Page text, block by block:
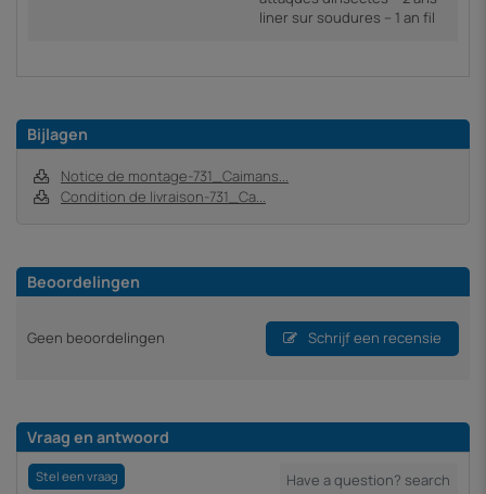
liner sur soudures – 1 an fil
Bijlagen
Notice de montage-731_Caimans...
Condition de livraison-731_Ca...
Beoordelingen
Geen beoordelingen Schrijf een recensie
Vraag en antwoord
Stel een vraag